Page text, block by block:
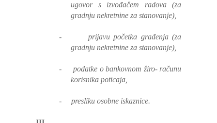
ugovor s izvođačem radova (za
gradnju nekretnine za stanovanje),
-
prijavu početka građenja (za
gradnju nekretnine za stanovanje),
-
podatke o bankovnom žiro- računu
korisnika poticaja,
- presliku osobne iskaznice.